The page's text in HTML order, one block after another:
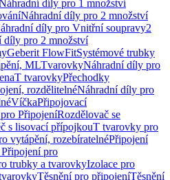
díly pro 1 množství
Náhradní díly pro 2 množství
díly pro Vnitřní soupravy2
díly pro 2 množství
Geberit FlowFitSystémové trubky
MLTvarovkyNáhradní díly pro
T tvarovkyPřechodky
rozdělitelnéNáhradní díly pro
VíčkaPřipojovací
PřipojeníRozdělovač se
s lisovací přípojkouT tvarovky pro
vytápění, rozebíratelnéPřipojení
pro
trubky a tvarovkyIzolace pro
Těsnění pro připojeníTěsnění